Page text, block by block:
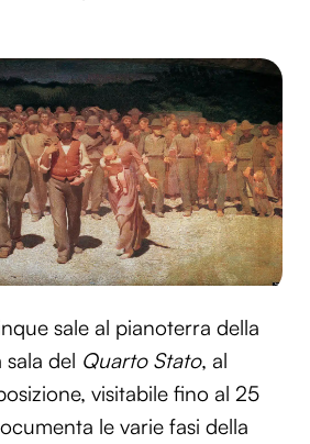
sale al pianoterra della
sala del QuartoStato, al
visitabile fino al 25
le varie fasi della